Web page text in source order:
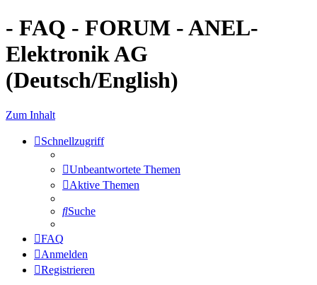
- FAQ - FORUM - ANEL-
Elektronik AG
(Deutsch/English)
Zum Inhalt
Schnellzugriff
Unbeantwortete Themen
Aktive Themen
Suche
FAQ
Anmelden
Registrieren